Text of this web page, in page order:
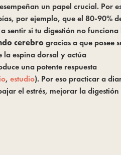
un papel crucial. Por
por ejemplo, que el 80-90%
sentir si tu digestión no funciona
cerebro gracias a que posee
la espina dorsal y actúa
una potente respuesta
, estudio). Por eso practicar a
el estrés, mejorar la digestión